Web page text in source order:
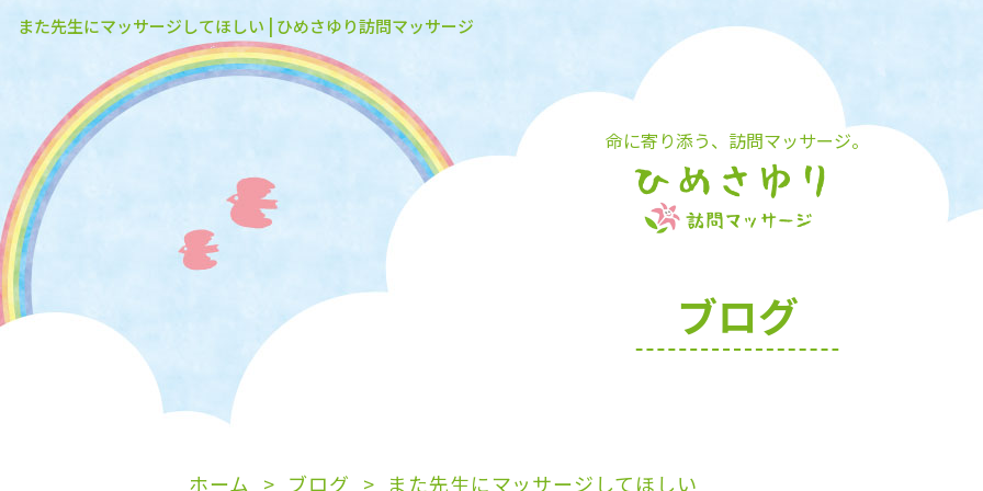
命に寄り添う、訪問マッサージ。
また先生にマッサージしてほしい | ひめさゆり訪問マッサージ
ブログ
ホーム ブログ また先生にマッサージしてほしい